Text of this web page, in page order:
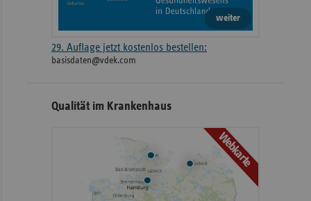
weiter
29. Auflage jetzt kostenlos bestellen:
basisdaten@vdek.com
Qualität im Krankenhaus
Webkarte